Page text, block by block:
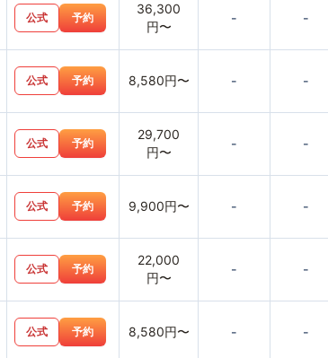
公式 予約
36,300
円〜
- -
公式 予約 8,580円〜 - -
公式 予約
29,700
円〜
- -
公式 予約 9,900円〜 - -
公式 予約
22,000
円〜
- -
公式 予約 8,580円〜 - -